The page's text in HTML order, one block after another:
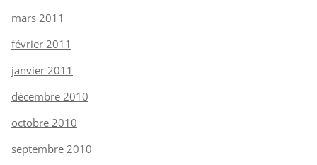
mars 2011
février 2011
janvier 2011
décembre 2010
octobre 2010
septembre 2010